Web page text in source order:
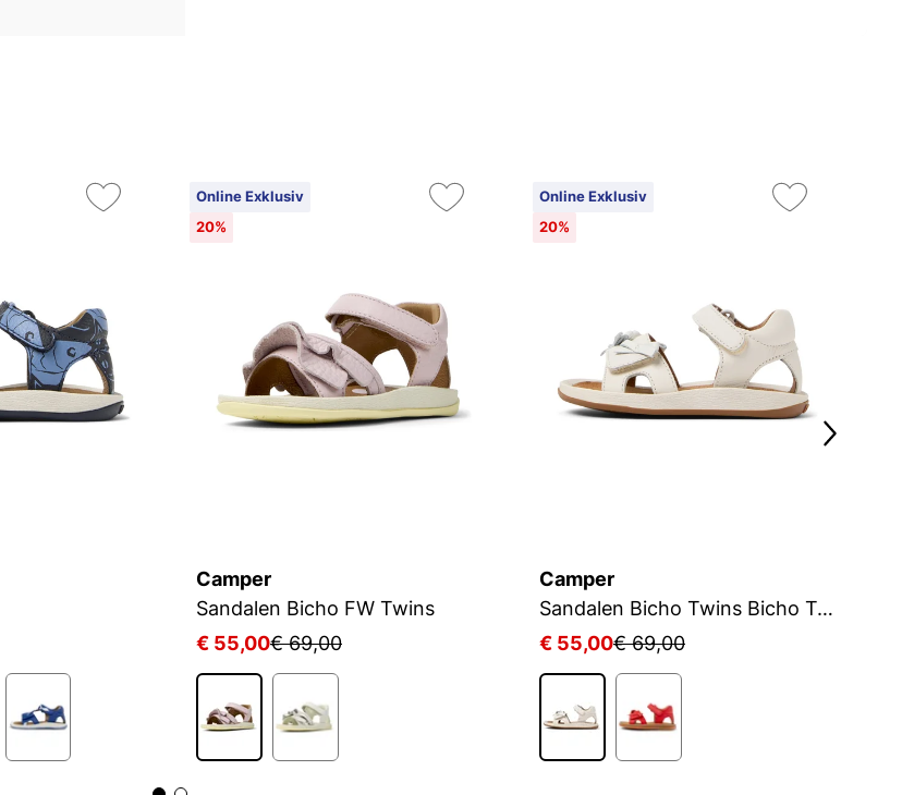
Online Exklusiv
20%
Camper
Sandalen Bicho FW Twins
€ 55,00€ 69,00
Online Exklusiv
20%
Camper
Sandalen Bicho Twins Bicho Twins
€ 55,00€ 69,00